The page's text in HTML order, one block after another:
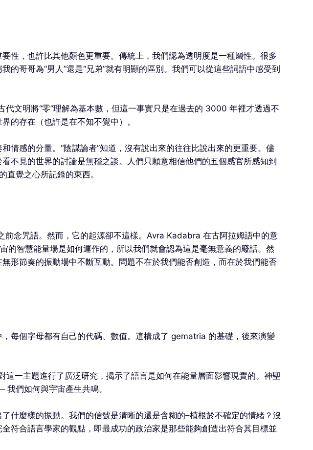
性，也許比其他顏色更重要。傳統上，我們認為透明度是一種屬性。很多
哥哥為“男人”還是“兄弟”就有明顯的區別。我們可以從這些詞語中感受到
代文明將“零”理解為基本數，但這一事實只是在過去的 3000 年裡才透過不
的存在（也許是在不知不覺中）。
情感的分量。“陰謀論者”知道，沒有說出來的往往比說出來的更重要。儘
不見的世界的討論是無稽之談。人們只願意相信他們的五個感官所感知到
覺之心所記錄的東西。
念咒語。然而，它的起源卻不這樣。Avra Kadabra 在古阿拉姆語中的意
的智慧能量場是如何運作的，所以我們就會認為這是毫無意義的廢話。然
形節奏的振動場中不斷互動。問題不在於我們能否創造，而在於我們能否
每個字母都有自己的代碼、數值。這構成了 gematria 的基礎，後來演變
一主題進行了廣泛研究，揭示了語言是如何在能量層面影響現實的。神聖
們如何與宇宙產生共鳴。
什麼樣的振動。我們的信號是清晰的還是含糊的–植根於不確定的情緒？沒
符合語言學家的觀點，即最成功的政治家是那些能夠創造出符合其目標並